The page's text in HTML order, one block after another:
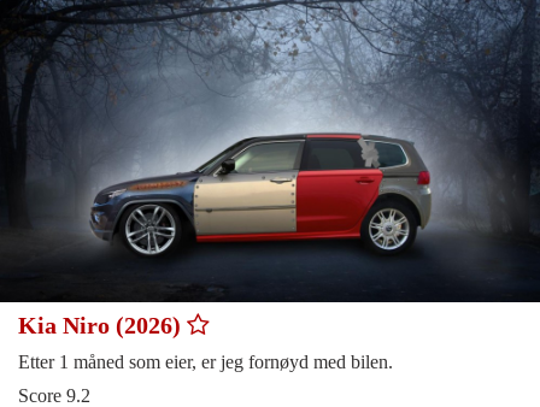
Kia Niro (2026)
Etter 1 måned som eier, er jeg fornøyd med bilen.
Score 9.2